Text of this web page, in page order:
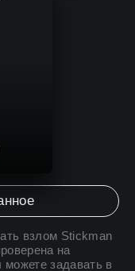
взлом Stickman
на
задавать в